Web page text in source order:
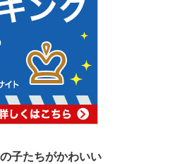
子たちがかわいい